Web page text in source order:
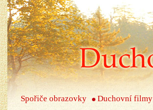
Spořiče obrazovky Duchovní filmy